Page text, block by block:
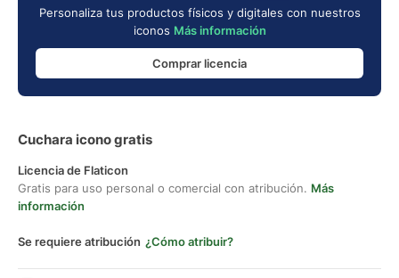
Personaliza tus productos físicos y digitales con nuestros
iconos Más información
Comprar licencia
Cuchara icono gratis
Licencia de Flaticon
Gratis para uso personal o comercial con atribución. Más
información
Se requiere atribución ¿Cómo atribuir?